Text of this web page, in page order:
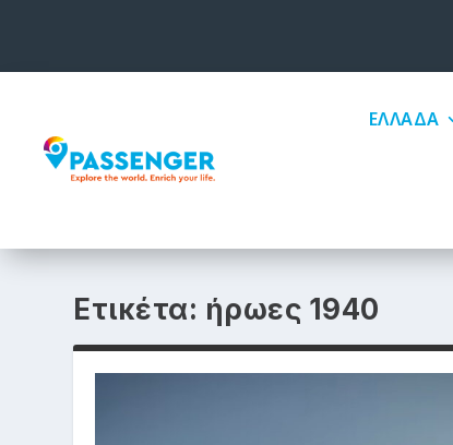
ΕΛΛΑΔΑ
Ετικέτα: ήρωες 1940